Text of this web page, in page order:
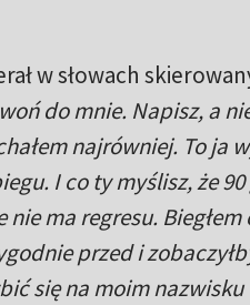
w słowach
do mnie. Napisz, a
najrówniej. To ja
I co ty myślisz, że
ma regresu.
przed i
się na moim